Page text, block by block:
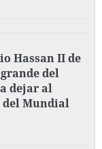
Hassan II de
del
dejar al
Mundial